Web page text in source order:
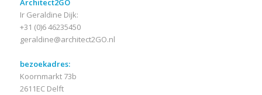
Architect2GO
Ir Geraldine Dijk:
+31 (0)6 46235450
geraldine@architect2GO.nl
bezoekadres:
Koornmarkt 73b
2611EC Delft